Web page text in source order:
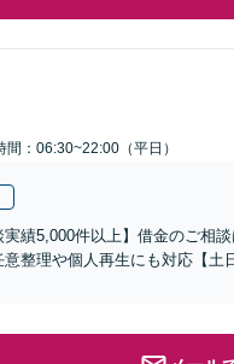
間：06:30~22:00（平日）
績5,000件以上】借金のご相
整理や個人再生にも対応【土